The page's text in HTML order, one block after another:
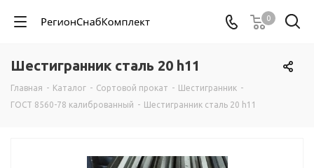
0
Шестигранник сталь 20 h11
Главная - Каталог - Сортовой прокат - Шестигранник -
ГОСТ 8560-78 калиброванный - Шестигранник сталь 20 h11